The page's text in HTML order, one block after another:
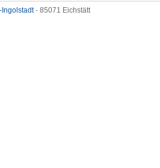
Ingolstadt- 85071 Eichstätt